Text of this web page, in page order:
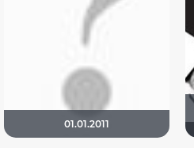
01.01.2011